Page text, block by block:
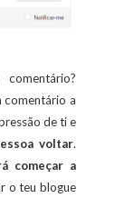
comentário a
de ti e
voltar.
começar a
o teu blogue